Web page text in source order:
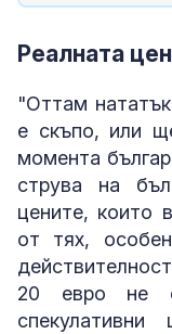
Реалната
"Оттам
е скъпо, или
момента
струва на
цените, които
от тях,
20 евро не
спекулативни